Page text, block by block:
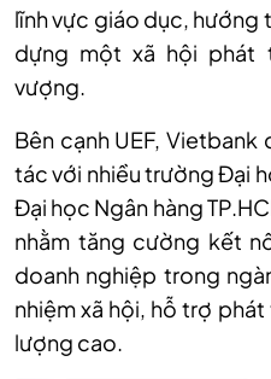
lĩnh vực giáo dục, hướng
dựng một xã hội phát
vượng.
Bên cạnh UEF,
tác với nhiều trường Đại
Đại học Ngân hàng
nhằm tăng cường kết
doanh nghiệp trong
nhiệm xã hội, hỗ trợ
lượng cao.